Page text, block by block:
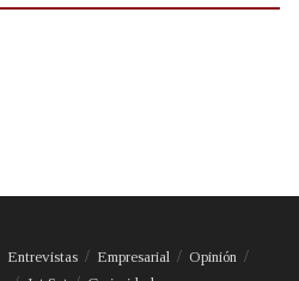
Entrevistas Empresarial
Opinión